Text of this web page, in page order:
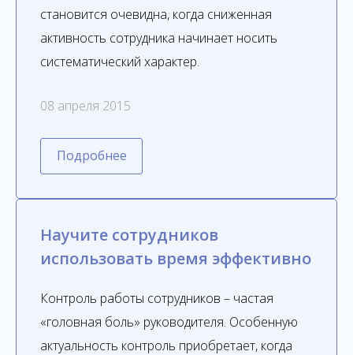
становится очевидна, когда сниженная
активность сотрудника начинает носить
систематический характер.
08 апреля 2015
Подробнее
Научите сотрудников
использовать время эффективно
Контроль работы сотрудников – частая
«головная боль» руководителя. Особенную
актуальность контроль приобретает, когда